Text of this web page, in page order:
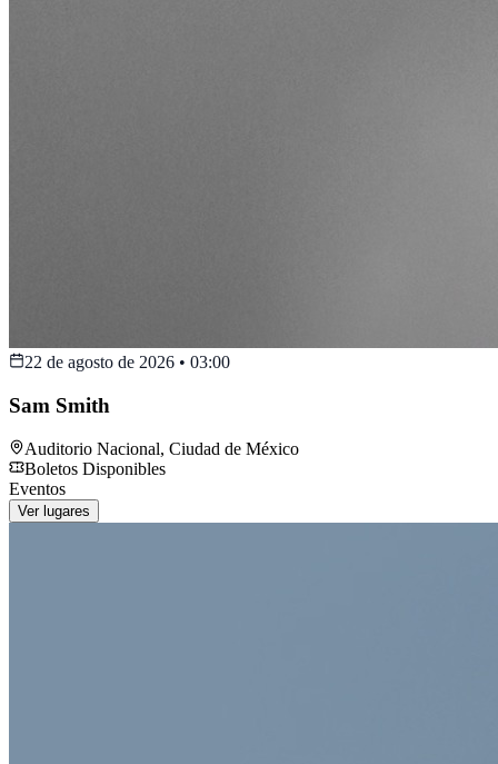
22 de agosto de 2026 • 03:00
Sam Smith
Auditorio Nacional, Ciudad de México
Boletos Disponibles
Eventos
Ver lugares